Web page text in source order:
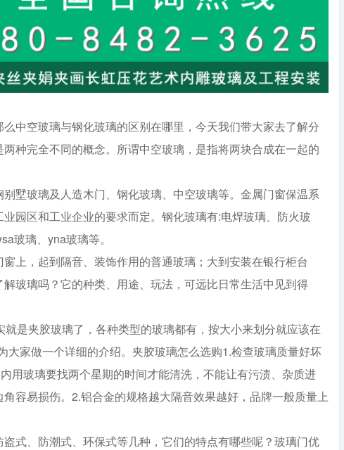
中空玻璃与钢化玻璃的区别在哪里，今天我们带大家去了解分
种完全不同的概念。所谓中空玻璃，是指将两块合成在一起的
墅玻璃及人造木门、钢化玻璃、中空玻璃等。金属门窗保温系
园区和工业企业的要求而定。钢化玻璃有:电焊玻璃、防火玻
玻璃、yna玻璃等。
上，起到隔音、装饰作用的普通玻璃；大到安装在银行柜台
玻璃吗？它的种类、用途、玩法，可远比日常生活中见到得
是夹胶玻璃了，各种类型的玻璃都有，按大小来划分就应该在
家做一个详细的介绍。夹胶玻璃怎么选购1.检查玻璃质量好坏
用玻璃要找两个星期的时间才能清洗，不能让有污渍、杂质进
容易损伤。2.铝合金的规格越大隔音效果越好，品牌一般质量上
式、防潮式、环保式等几种，它们的特点有哪些呢？玻璃门优